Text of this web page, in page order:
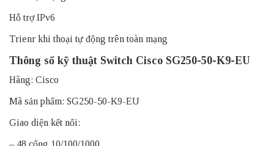
Hỗ trợ IPv6
Trienr khi thoại tự động trên toàn mạng
Thông số kỹ thuật Switch Cisco SG250-50-K9-EU
Hãng: Cisco
Mã sản phẩm: SG250-50-K9-EU
Giao diện kết nối:
– 48 cổng 10/100/1000